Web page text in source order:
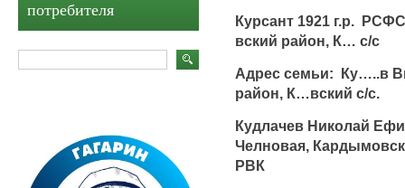
Курсант 1921 г.р.
вский район, К… с/с
Адрес семьи: Ку…..в
район, К…вский с/с.
Кудлачев Николай
Челновая,
РВК
потребителя